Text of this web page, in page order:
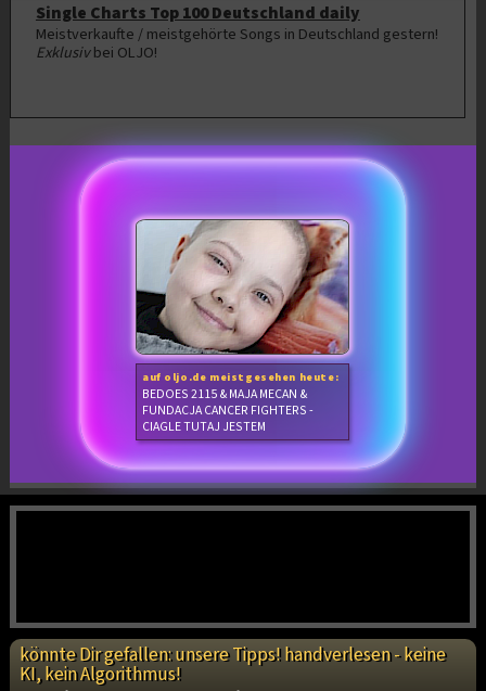
Single Charts Top 100 Deutschland daily
Meistverkaufte / meistgehörte Songs in Deutschland gestern!
Exklusivbei OLJO!
auf oljo.de meistgesehen heute:
BEDOES 2115 & MAJA MECAN &
FUNDACJA CANCER FIGHTERS -
CIAGLE TUTAJ JESTEM
könnte Dir gefallen: unsere Tipps! handverlesen - keine
KI, kein Algorithmus!